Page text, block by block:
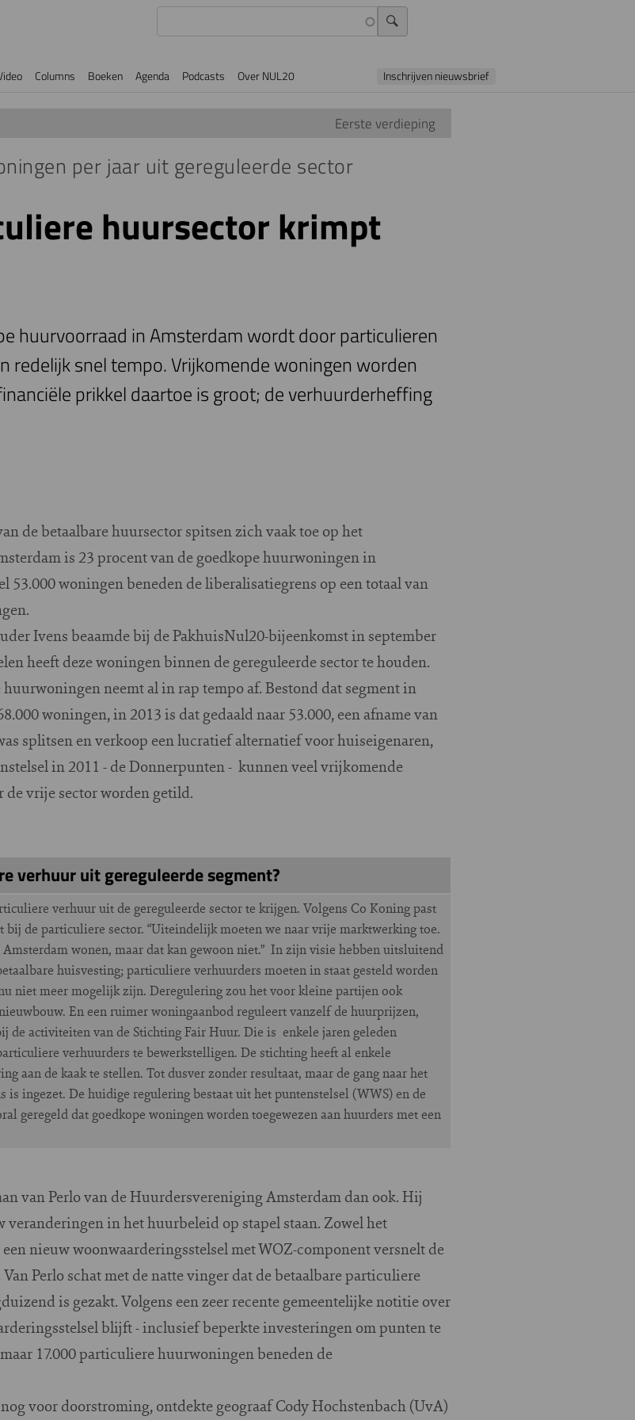
Columns Boeken Agenda Podcasts Over NUL20 Inschrijven nieuwsbrief
Eerste verdieping
per jaar uit gereguleerde sector
huursector krimpt
huurvoorraad in Amsterdam wordt door particulieren
redelijk snel tempo. Vrijkomende woningen worden
prikkel daartoe is groot; de verhuurderheffing
de betaalbare huursector spitsen zich vaak toe op het
is 23 procent van de goedkope huurwoningen in
53.000 woningen beneden de liberalisatiegrens op een totaal van
Ivens beaamde bij de PakhuisNul20-bijeenkomst in september
heeft deze woningen binnen de gereguleerde sector te houden.
neemt al in rap tempo af. Bestond dat segment in
woningen, in 2013 is dat gedaald naar 53.000, een afname van
splitsen en verkoop een lucratief alternatief voor huiseigenaren,
in 2011 - de Donnerpunten - kunnen veel vrijkomende
vrije sector worden getild.
verhuur uit gereguleerde segment?
verhuur uit de gereguleerde sector te krijgen. Volgens Co Koning past
bij de particuliere sector. “Uiteindelijk moeten we naar vrije marktwerking toe.
wonen, maar dat kan gewoon niet.” In zijn visie hebben uitsluitend
huisvesting; particuliere verhuurders moeten in staat gesteld worden
niet meer mogelijk zijn. Deregulering zou het voor kleine partijen ook
En een ruimer woningaanbod reguleert vanzelf de huurprijzen,
activiteiten van de Stichting Fair Huur. Die is enkele jaren geleden
verhuurders te bewerkstelligen. De stichting heeft al enkele
aan de kaak te stellen. Tot dusver zonder resultaat, maar de gang naar het
is ingezet. De huidige regulering bestaat uit het puntenstelsel (WWS) en de
geregeld dat goedkope woningen worden toegewezen aan huurders met een
van Perlo van de Huurdersvereniging Amsterdam dan ook. Hij
in het huurbeleid op stapel staan. Zowel het
nieuw woonwaarderingsstelsel met WOZ-component versnelt de
Perlo schat met de natte vinger dat de betaalbare particuliere
is gezakt. Volgens een zeer recente gemeentelijke notitie over
blijft - inclusief beperkte investeringen om punten te
17.000 particuliere huurwoningen beneden de
voor doorstroming, ontdekte geograaf Cody Hochstenbach (UvA)